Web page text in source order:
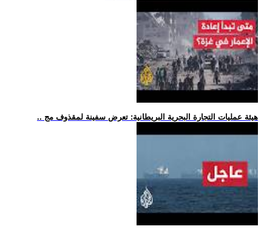
.. هيئة عمليات التجارة البحرية البريطانية: تعرض سفينة لمقذوف مج